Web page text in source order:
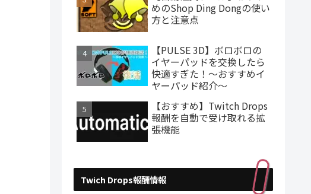
めのShop Ding Dongの使い
方と注意点
【PULSE 3D】ボロボロの
イヤーパッドを交換したら
快適すぎた！～おすすめイ
ヤーパッド紹介～
【おすすめ】Twitch Drops
報酬を自動で受け取れる拡
張機能
Twich Drops報酬情報